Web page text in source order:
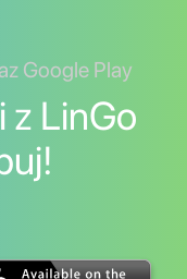
Google Play
z LinGo